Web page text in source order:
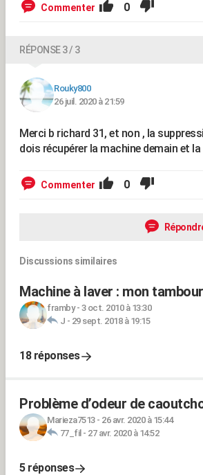
Commenter 0
RÉPONSE 3 / 3
Rouky800
26 juil. 2020 à 21:59
Merci b richard 31, et non , la
dois récupérer la machine demain et
Commenter 0
Discussions similaires
Machine à laver : mon
framby- 3 oct. 2010 à 13:30
J - 29 sept. 2018 à 19:15
18 réponses
Problème d’odeur de
Marieza7513- 26 avr. 2020 à 15:44
77_fil - 27 avr. 2020 à 14:52
5 réponses